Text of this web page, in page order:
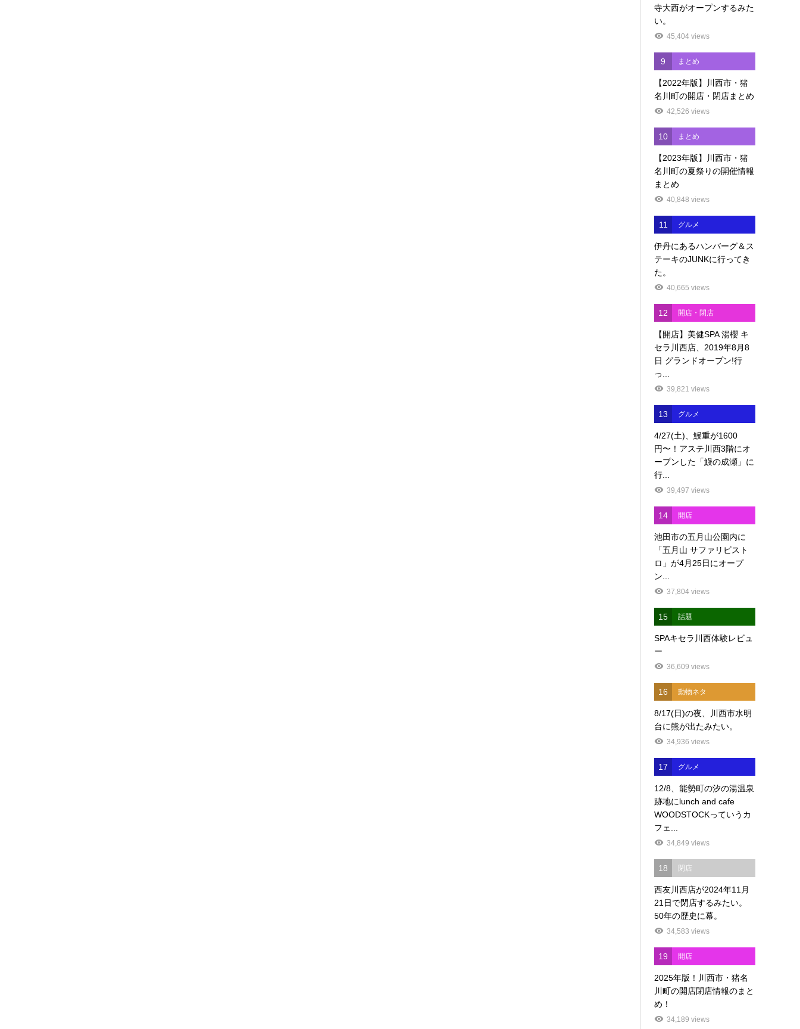
寺大西がオープンするみた
い。
45,404 views
9 まとめ
【2022年版】川西市・猪
名川町の開店・閉店まとめ
42,526 views
10 まとめ
【2023年版】川西市・猪
名川町の夏祭りの開催情報
まとめ
40,848 views
11 グルメ
伊丹にあるハンバーグ＆ス
テーキのJUNKに行ってき
た。
40,665 views
12 開店・閉店
【開店】美健SPA 湯櫻 キ
セラ川西店、2019年8月8
日 グランドオープン!行
っ...
39,821 views
13 グルメ
4/27(土)、鰻重が1600
円〜！アステ川西3階にオ
ープンした「鰻の成瀬」に
行...
39,497 views
14 開店
池田市の五月山公園内に
「五月山 サファリビスト
ロ」が4月25日にオープ
ン...
37,804 views
15 話題
SPAキセラ川西体験レビュ
ー
36,609 views
16 動物ネタ
8/17(日)の夜、川西市水明
台に熊が出たみたい。
34,936 views
17 グルメ
12/8、能勢町の汐の湯温泉
跡地にlunch and cafe
WOODSTOCKっていうカ
フェ...
34,849 views
18 閉店
西友川西店が2024年11月
21日で閉店するみたい。
50年の歴史に幕。
34,583 views
19 開店
2025年版！川西市・猪名
川町の開店閉店情報のまと
め！
34,189 views